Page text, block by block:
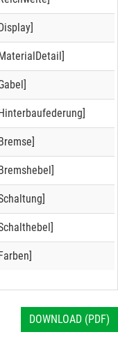
DOWNLOAD (PDF)